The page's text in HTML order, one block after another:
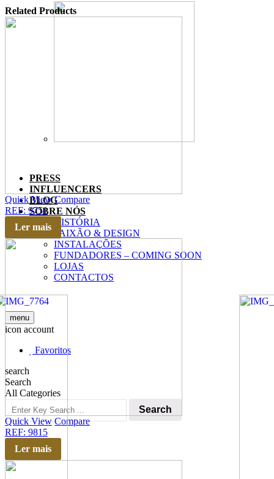
PRESS
INFLUENCERS
BLOG
SOBRE NÓS
HISTÓRIA
PAIXÃO & DESIGN
INSTALAÇÕES
FUNDADORES – COMING SOON
LOJAS
CONTACTOS
menu
icon account
Favoritos
search
Search
All Categories
Search
Related Products
Quick View Compare
REF: 9751
Ler mais
Quick View Compare
REF: 9815
Ler mais